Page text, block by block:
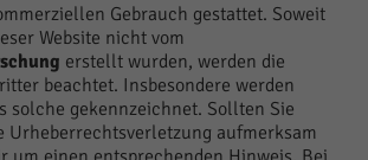
Gebrauch gestattet. Soweit
Website nicht vom
erstellt wurden, werden die
beachtet. Insbesondere werden
solche gekennzeichnet. Sollten Sie
Urheberrechtsverletzung aufmerksam